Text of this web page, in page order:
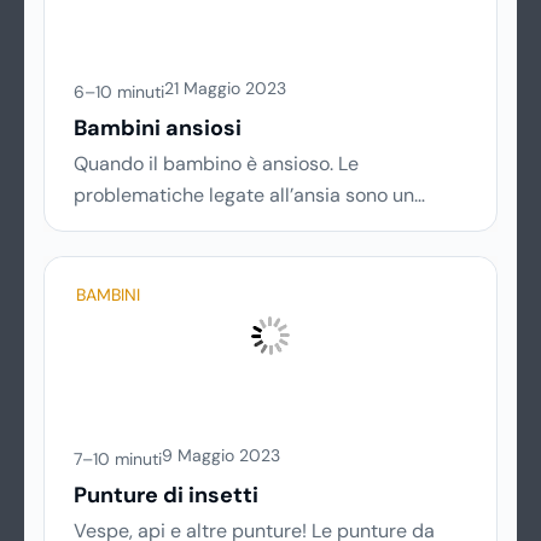
6–10 minuti21 Maggio 2023
Bambini ansiosi
Quando il bambino è ansioso. Le
problematiche legate all’ansia sono un
disturbo piuttosto comune in bambini di
tutte le età e vanno trattate subito e nel
modo adeguato per evitare che si
trasformino in un problema più grande, con
la crescita. Per sapere di più su come
BAMBINI
7–10 minuti9 Maggio 2023
Punture di insetti
Vespe, api e altre punture! Le punture da